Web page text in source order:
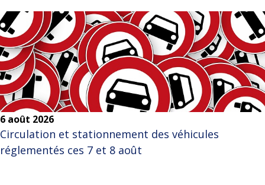
6 août 2026
Circulation et stationnement des véhicules
réglementés ces 7 et 8 août